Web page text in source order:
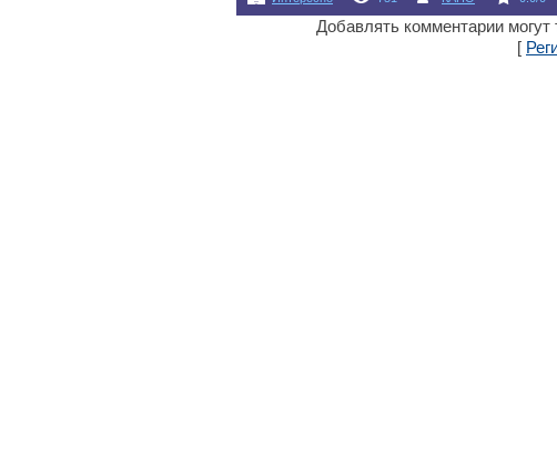
Добавлять комментарии могут
[